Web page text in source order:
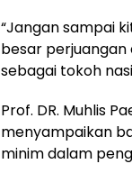
“Jangan sampai
besar perjuangan
sebagai tokoh
Prof. DR. Muhlis
menyampaikan
minim dalam